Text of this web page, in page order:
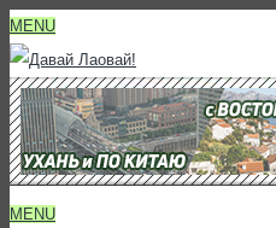
MENU
MENU